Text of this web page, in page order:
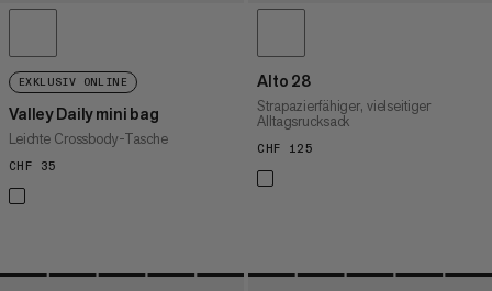
EXKLUSIV ONLINE
Valley Daily mini bag
Leichte Crossbody-Tasche
CHF 35
Alto 28
Strapazierfähiger, vielseitiger
Alltagsrucksack
CHF 125